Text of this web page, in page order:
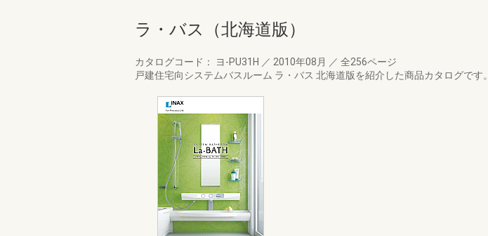
ラ・バス（北海道版）
カタログコード： ヨ-PU31H ／ 2010年08月 ／ 全256ページ
戸建住宅向システムバスルーム ラ・バス 北海道版を紹介した商品カタログです。